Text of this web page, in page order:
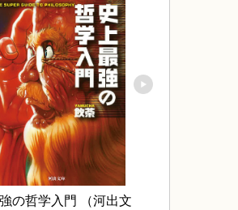
の哲学入門 （河出文